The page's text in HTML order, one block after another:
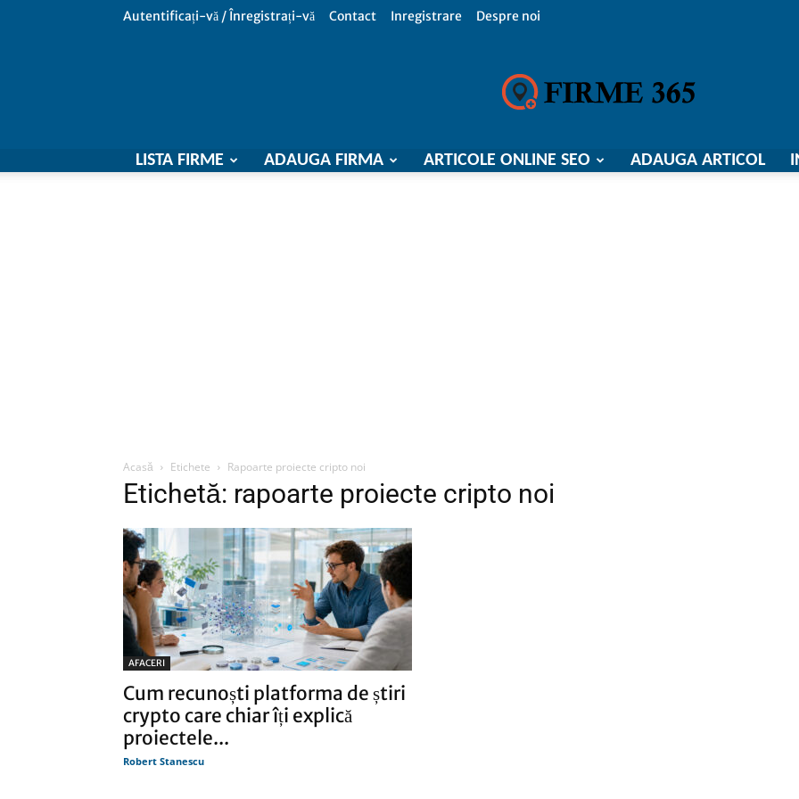
Autentificați-vă / Înregistrați-vă Contact Inregistrare Despre noi
Firme
LISTA FIRME ADAUGA FIRMA ARTICOLE ONLINE SEO ADAUGA ARTICOL
Acasă Etichete Rapoarte proiecte cripto noi
Etichetă: rapoarte proiecte cripto noi
AFACERI
Cum recunoști platforma de știri
crypto care chiar îți explică
proiectele...
Robert Stanescu